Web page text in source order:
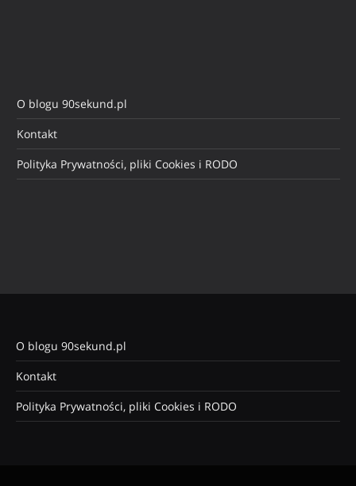
O blogu 90sekund.pl
Kontakt
Polityka Prywatności, pliki Cookies i RODO
O blogu 90sekund.pl
Kontakt
Polityka Prywatności, pliki Cookies i RODO